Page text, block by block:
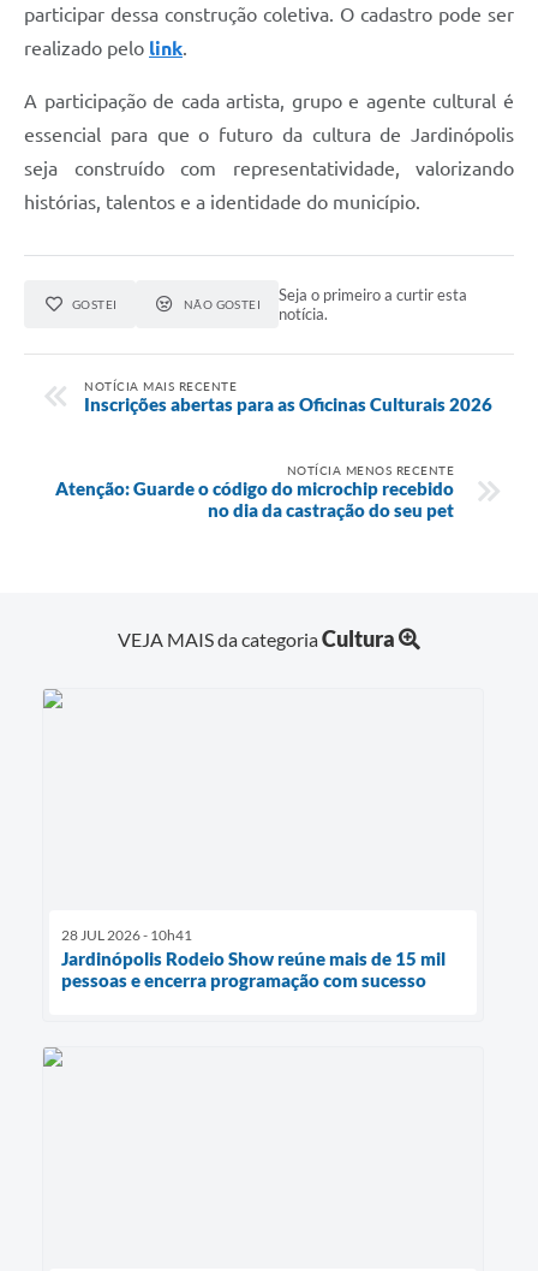
participar dessa construção coletiva. O cadastro pode ser
realizado pelo link.
A participação de cada artista, grupo e agente cultural é
essencial para que o futuro da cultura de Jardinópolis
seja construído com representatividade, valorizando
histórias, talentos e a identidade do município.
GOSTEI NÃO GOSTEI
Seja o primeiro a curtir esta
notícia.
NOTÍCIA MAIS RECENTE
Inscrições abertas para as Oficinas Culturais 2026
NOTÍCIA MENOS RECENTE
Atenção: Guarde o código do microchip recebido
no dia da castração do seu pet
VEJA MAIS da categoriaCultura
28 JUL 2026 - 10h41
Jardinópolis Rodeio Show reúne mais de 15 mil
pessoas e encerra programação com sucesso